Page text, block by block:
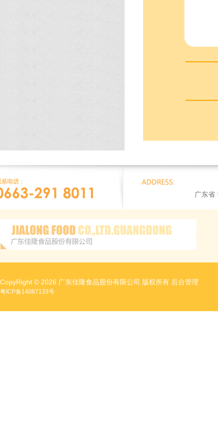
广东省
CopyRight © 2026 广东佳隆食品股份有限公司 版权所有 后台管理
粤ICP备14087133号